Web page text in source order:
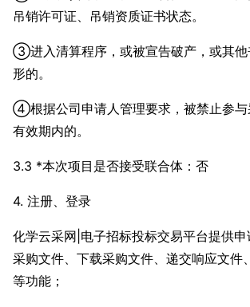
吊销许可证、吊销资质证书状态。
③进入清算程序，或被宣告破产，或其他
形的。
④根据公司申请人管理要求，被禁止参与
有效期内的。
3.3 *本次项目是否接受联合体：否
4. 注册、登录
化学云采网|电子招标投标交易平台提供
采购文件、下载采购文件、递交响应文件
等功能；